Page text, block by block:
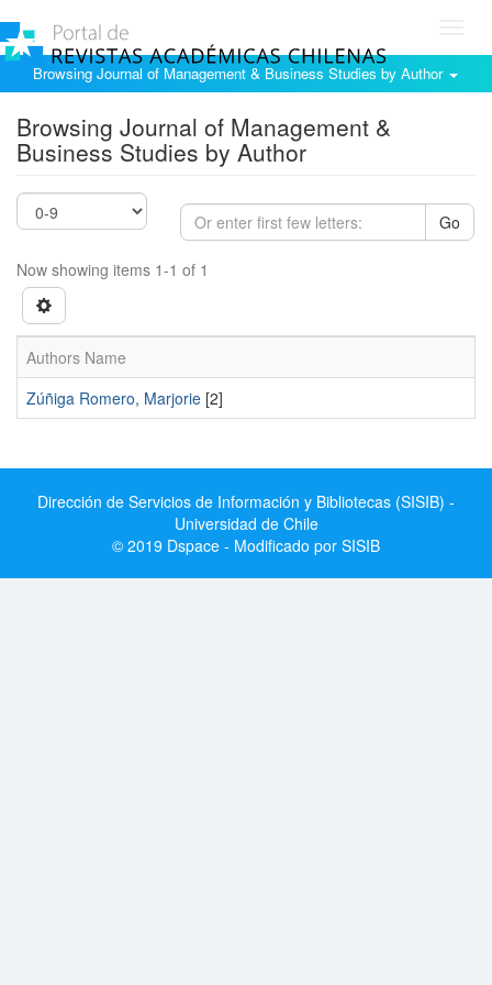
Browsing Journal of Management & Business Studies by Author
Browsing Journal of Management &
Business Studies by Author
Go
Now showing items 1-1 of 1
Authors Name
Zúñiga Romero, Marjorie [2]
Dirección de Servicios de Información y Bibliotecas (SISIB) -
Universidad de Chile
© 2019 Dspace - Modificado por SISIB